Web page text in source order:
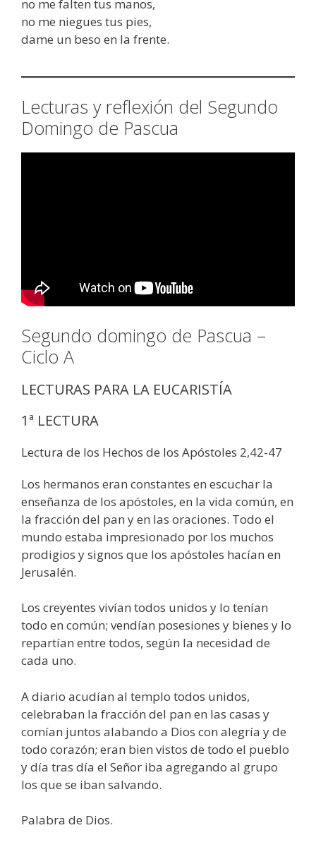
no me falten tus manos,
no me niegues tus pies,
dame un beso en la frente.
Lecturas y reflexión del Segundo
Domingo de Pascua
Segundo domingo de Pascua –
Ciclo A
LECTURAS PARA LA EUCARISTÍA
1ª LECTURA
Lectura de los Hechos de los Apóstoles 2,42-47
Los hermanos eran constantes en escuchar la
enseñanza de los apóstoles, en la vida común, en
la fracción del pan y en las oraciones. Todo el
mundo estaba impresionado por los muchos
prodigios y signos que los apóstoles hacían en
Jerusalén.
Los creyentes vivían todos unidos y lo tenían
todo en común; vendían posesiones y bienes y lo
repartían entre todos, según la necesidad de
cada uno.
A diario acudían al templo todos unidos,
celebraban la fracción del pan en las casas y
comían juntos alabando a Dios con alegría y de
todo corazón; eran bien vistos de todo el pueblo
y día tras día el Señor iba agregando al grupo
los que se iban salvando.
Palabra de Dios.